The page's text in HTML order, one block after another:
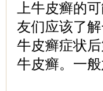
上牛皮癣的
友们应该了
牛皮癣症状
牛皮癣。一